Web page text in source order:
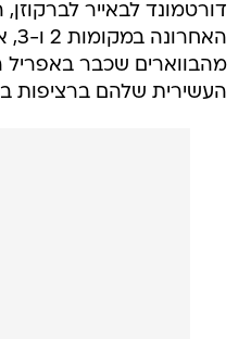
דורטמונד לבאייר
מהבווארים שכבר באפריל
העשירית שלהם ברציפות